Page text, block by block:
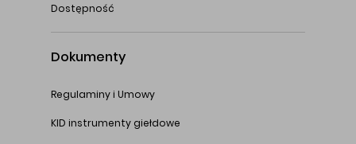
Dostępność
Dokumenty
Regulaminy i Umowy
KID instrumenty giełdowe